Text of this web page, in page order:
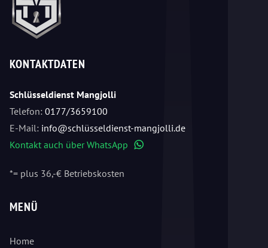
KONTAKTDATEN
Schlüsseldienst Mangjolli
Telefon: 0177/3659100
E-Mail: info@schlüsseldienst-mangjolli.de
Kontakt auch über WhatsApp
*= plus 36,-€ Betriebskosten
MENÜ
Home